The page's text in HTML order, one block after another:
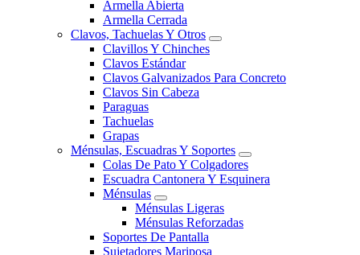
Armella Abierta
Armella Cerrada
Clavos, Tachuelas Y Otros
Clavillos Y Chinches
Clavos Estándar
Clavos Galvanizados Para Concreto
Clavos Sin Cabeza
Paraguas
Tachuelas
Grapas
Ménsulas, Escuadras Y Soportes
Colas De Pato Y Colgadores
Escuadra Cantonera Y Esquinera
Ménsulas
Ménsulas Ligeras
Ménsulas Reforzadas
Soportes De Pantalla
Sujetadores Mariposa